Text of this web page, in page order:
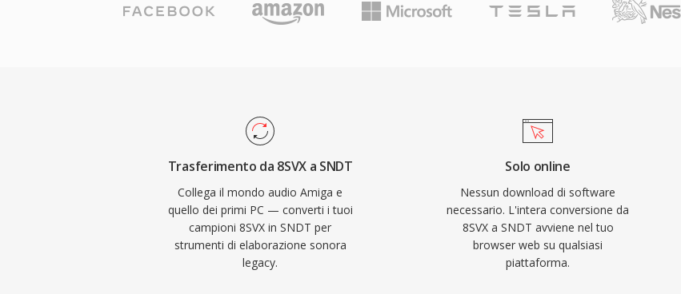
Trasferimento da 8SVX a SNDT
Collega il mondo audio Amiga e
quello dei primi PC — converti i tuoi
campioni 8SVX in SNDT per
strumenti di elaborazione sonora
legacy.
Solo online
Nessun download di software
necessario. L'intera conversione da
8SVX a SNDT avviene nel tuo
browser web su qualsiasi
piattaforma.